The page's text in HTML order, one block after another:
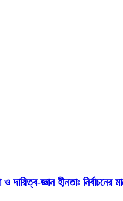
দায়িত্ব-জ্ঞান হীনতাঃ